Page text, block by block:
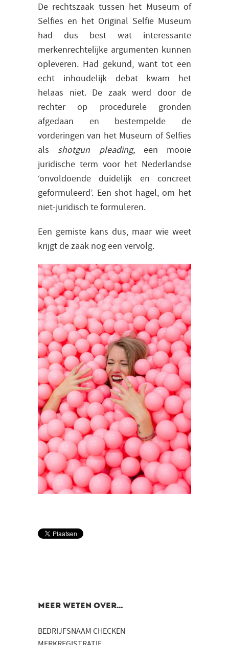
De rechtszaak tussen het Museum of
Selfies en het Original Selfie Museum
had dus best wat interessante
merkenrechtelijke argumenten kunnen
opleveren. Had gekund, want tot een
echt inhoudelijk debat kwam het
helaas niet. De zaak werd door de
rechter op procedurele gronden
afgedaan en bestempelde de
vorderingen van het Museum of Selfies
als shotgun pleading, een mooie
juridische term voor het Nederlandse
‘onvoldoende duidelijk en concreet
geformuleerd’. Een shot hagel, om het
niet-juridisch te formuleren.
Een gemiste kans dus, maar wie weet
krijgt de zaak nog een vervolg.
MEER WETEN OVER…
BEDRIJFSNAAM CHECKEN